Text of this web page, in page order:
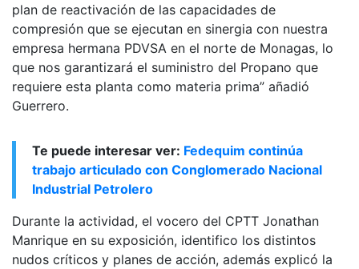
plan de reactivación de las capacidades de
compresión que se ejecutan en sinergia con nuestra
empresa hermana PDVSA en el norte de Monagas, lo
que nos garantizará el suministro del Propano que
requiere esta planta como materia prima” añadió
Guerrero.
Te puede interesar ver: Fedequim continúa
trabajo articulado con Conglomerado Nacional
Industrial Petrolero
Durante la actividad, el vocero del CPTT Jonathan
Manrique en su exposición, identifico los distintos
nudos críticos y planes de acción, además explicó la